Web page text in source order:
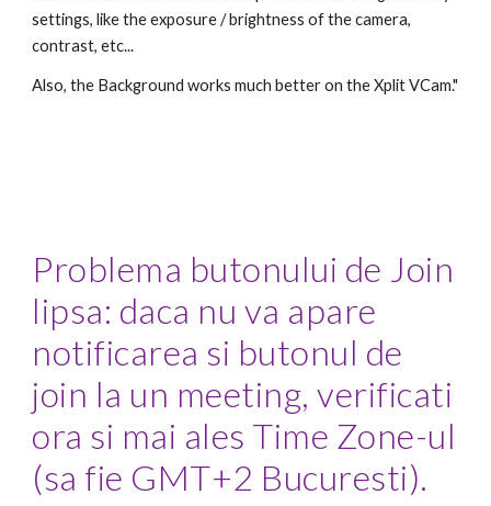
settings, like the exposure / brightness of the camera,
contrast, etc...
Also, the Background works much better on the Xplit VCam."
Problema butonului de Join
lipsa: daca nu va apare
notificarea si butonul de
join la un meeting, verificati
ora si mai ales Time Zone-ul
(sa fie GMT+2 Bucuresti).